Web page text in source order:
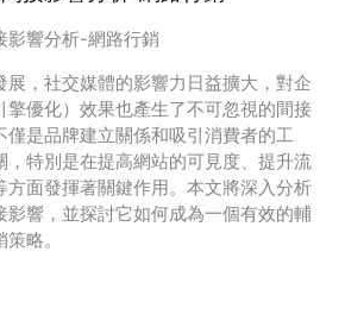
影響分析-網路行銷
展，社交媒體的影響力日益擴大，對企
擎優化）效果也產生了不可忽視的間接
僅是品牌建立關係和吸引消費者的工
，特別是在提高網站的可見度、提升流
方面發揮著關鍵作用。本文將深入分析
影響，並探討它如何成為一個有效的輔
略。